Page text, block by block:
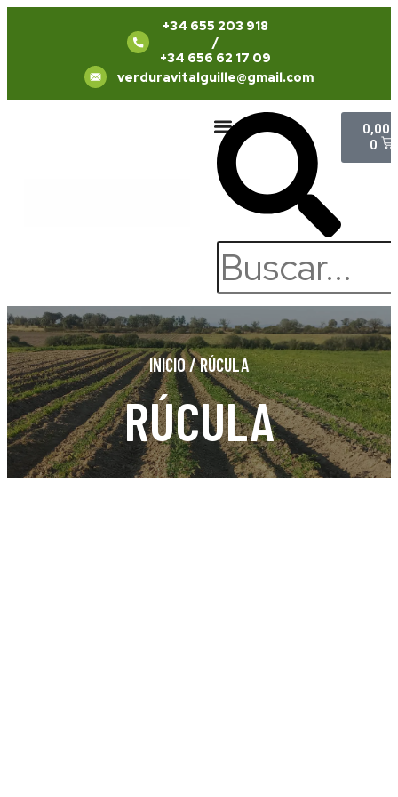
+34 655 203 918
/
+34 656 62 17 09
verduravitalguille@gmail.com
0,00
0
INICIO/RÚCULA
RÚCULA